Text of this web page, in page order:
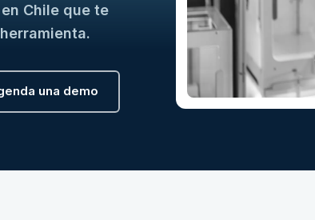
Chile que te
una demo